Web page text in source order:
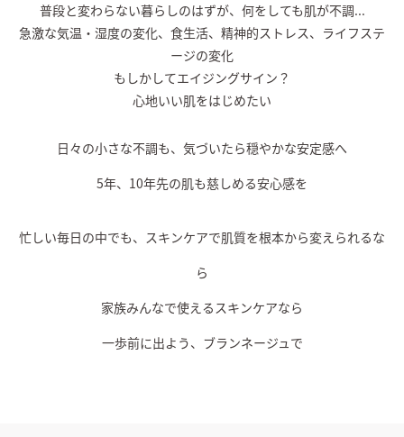
普段と変わらない暮らしのはずが、 何をしても肌が不調...
急激な気温・湿度の変化、 食生活、精神的ストレス、ライフステ
ージの変化
もしかしてエイジングサイン？
心地いい肌をはじめたい
日々の小さな不調も、気づいたら穏やかな安定感へ
5年、10年先の肌も慈しめる安心感を
忙しい毎日の中でも、スキンケアで肌質を根本から変えられるな
ら
家族みんなで使えるスキンケアなら
一歩前に出よう、ブランネージュで